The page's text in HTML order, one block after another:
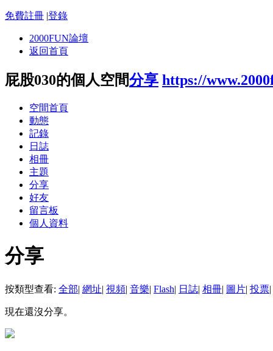
免費註冊 |登錄
2000FUN論壇
返回首頁
屁股030的個人空間分享 https://
空間首頁
動態
記錄
日誌
相冊
主題
分享
好友
留言板
個人資料
分享
按類型查看: 全部| 網址| 視頻| 音樂| Flash| 日誌| 相冊| 圖片| 投票|
現在還沒分享。